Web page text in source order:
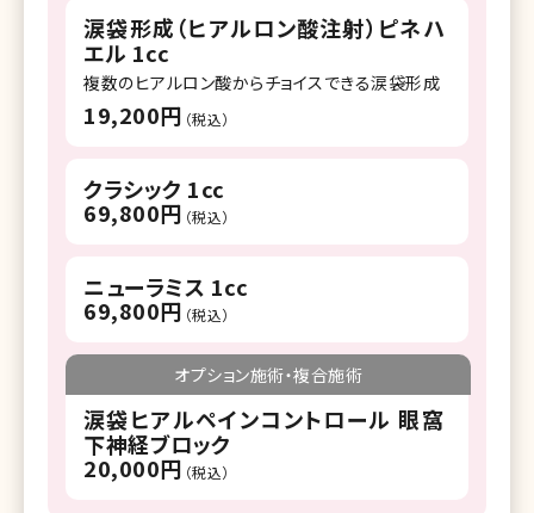
涙袋形成（ヒアルロン酸注射）ピネハ
エル 1cc
複数のヒアルロン酸からチョイスできる涙袋形成
19,200円 （税込）
クラシック 1cc
69,800円 （税込）
ニューラミス 1cc
69,800円 （税込）
オプション施術・複合施術
涙袋ヒアルペインコントロール 眼窩
下神経ブロック
20,000円 （税込）